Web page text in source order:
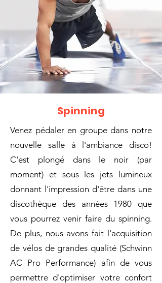
Spinning
Venez pédaler en groupe dans notre
nouvelle salle à l'ambiance disco!
C'est plongé dans le noir (par
moment) et sous les jets lumineux
donnant l'impression d'être dans une
discothèque des années 1980 que
vous pourrez venir faire du spinning.
De plus, nous avons fait l'acquisition
de vélos de grandes qualité (Schwinn
AC Pro Performance) afin de vous
permettre d'optimiser votre confort